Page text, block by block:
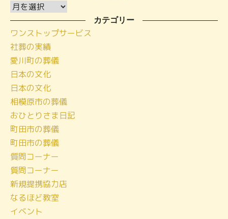
ア
ー
カ
イ
ブ
カテゴリー
ワンストップサービス
社葬の実績
愛川町の葬儀
日本の文化
日本の文化
相模原市の葬儀
おひとりさま日記
町田市の葬儀
町田市の葬儀
質問コーナー
質問コーナー
新規提携協力店
なるほど教室
イベント